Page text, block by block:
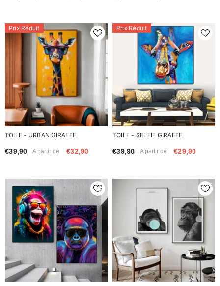
Prix Réduit
TOILE - URBAN GIRAFFE
€39,90 A partir de €32,90
Prix Réduit
TOILE - SELFIE GIRAFFE
€39,90 A partir de €29,90